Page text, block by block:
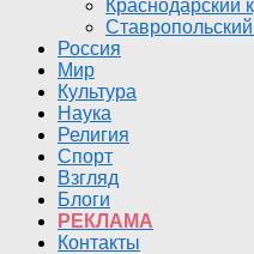
Краснодарский
Россия
Мир
Культура
Наука
Религия
Спорт
Взгляд
Блоги
РЕКЛАМА
Контакты